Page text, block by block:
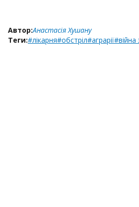
Автор:Анастасія Хушану
Теги:#лікарня#обстріл#аграрії#війна